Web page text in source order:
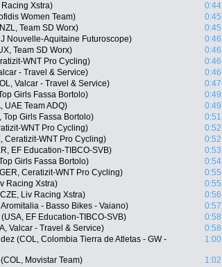
Xstra)
0:44
Women Team)
0:45
Team SD Worx)
0:45
Nouvelle-Aquitaine Futuroscope)
0:46
Team SD Worx)
0:46
WNT Pro Cycling)
0:46
- Travel & Service)
0:46
Valcar - Travel & Service)
0:47
Girls Fassa Bortolo)
0:49
UAE Team ADQ)
0:49
Top Girls Fassa Bortolo)
0:51
WNT Pro Cycling)
0:52
Ceratizit-WNT Pro Cycling)
0:52
EF Education-TIBCO-SVB)
0:53
Girls Fassa Bortolo)
0:54
Ceratizit-WNT Pro Cycling)
0:55
Racing Xstra)
0:55
Liv Racing Xstra)
0:56
- Basso Bikes - Vaiano)
0:57
EF Education-TIBCO-SVB)
0:58
Valcar - Travel & Service)
0:58
(COL, Colombia Tierra de Atletas - GW -
1:00
Movistar Team)
1:02